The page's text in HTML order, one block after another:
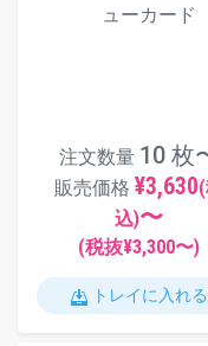
ューカード
注文数量 10 枚
販売価格 ¥3,630
込)〜
(税抜¥3,300〜)
トレイに入れる